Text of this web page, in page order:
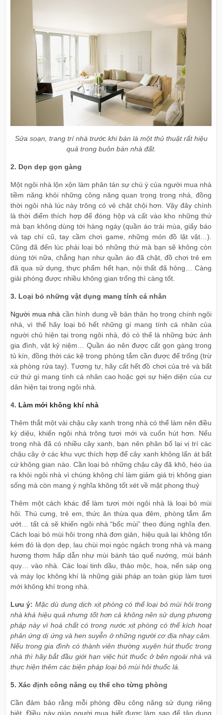
Sửa soạn, trang trí nhà trước khi bán là một thủ thuật rất hiệu
quả trong buôn bán nhà đất.
2. Dọn dẹp gọn gàng
Một ngôi nhà lộn xộn làm phân tán sự chú ý của người mua nhà
tiềm năng khỏi những công năng quan trọng trong nhà, đồng
thời ngôi nhà lúc này trông có vẻ chật chội hơn. Vậy đây chính
là thời điểm thích hợp để đóng hộp và cất vào kho những thứ
mà bạn không dùng tới hàng ngày (quần áo trái mùa, giấy báo
và tạp chí cũ, tay cầm chơi game, những món đồ lặt vặt…).
Cũng đã đến lúc phải loại bỏ những thứ mà bạn sẽ không còn
dùng tới nữa, chẳng hạn như quần áo đã chật, đồ chơi trẻ em
đã qua sử dụng, thực phẩm hết hạn, nội thất đã hỏng… Càng
giải phóng được nhiều không gian trống thì càng tốt.
3. Loại bỏ những vật dụng mang tính cá nhân
Người mua nhà cần hình dung về bản thân họ trong chính ngôi
nhà, vì thế hãy loại bỏ hết những gì mang tính cá nhân của
người chủ hiện tại trong ngôi nhà, đó có thể là những bức ảnh
gia đình, vật kỷ niệm… Quần áo nên được cất gọn gàng trong
tủ kín, đồng thời các kệ trong phòng tắm cần được để trống (trừ
xà phòng rửa tay). Tương tự, hãy cất hết đồ chơi của trẻ và bất
cứ thứ gì mang tính cá nhân cao hoặc gợi sự hiện diện của cư
dân hiện tại trong ngôi nhà.
4. Làm mới không khí nhà
Thêm thắt một vài chậu cây xanh trong nhà có thể làm nên điều
kỳ diệu, khiến ngôi nhà trông tươi mới và cuốn hút hơn. Nếu
trong nhà đã có nhiều cây xanh, bạn nên phân bổ lại vị trí các
chậu cây ở các khu vực thích hợp để cây xanh không lấn át bất
cứ không gian nào. Cần loại bỏ những chậu cây đã khô, héo úa
ra khỏi ngôi nhà vì chúng không chỉ làm giảm giá trị không gian
sống mà còn mang ý nghĩa không tốt xét về mặt phong thuỷ
Thêm một cách khác để làm tươi mới ngôi nhà là loại bỏ mùi
hôi. Thú cưng, trẻ em, thức ăn thừa qua đêm, phòng tắm ẩm
ướt… tất cả sẽ khiến ngôi nhà “bốc mùi” theo đúng nghĩa đen.
Cách loại bỏ mùi hôi trong nhà đơn giản, hiệu quả lại không tốn
kém đó là dọn dẹp, lau chùi mọi ngóc ngách trong nhà và mang
hương thơm hấp dẫn như mùi bánh táo quế nướng, mùi bánh
quy… vào nhà. Các loại tinh dầu, thảo mộc, hoa, nến sáp ong
và máy lọc không khí là những giải pháp an toàn giúp làm tươi
mới không khí trong nhà.
Lưu ý: Mặc dù dung dịch xịt phòng có thể loại bỏ mùi hôi trong
nhà khá hiệu quả nhưng tốt hơn cả không nên sử dụng phương
pháp này vì hoá chất có trong nước xịt phòng có thể kích hoạt
phản ứng dị ứng và hen suyễn ở những người cơ địa nhạy cảm.
Nếu trong gia đình có thành viên thường xuyên hút thuốc trong
nhà thì hãy bắt đầu giới hạn việc hút thuốc ở bên ngoài nhà và
thực hiện thêm các biện pháp loại bỏ mùi hôi thuốc lá.
5. Xác định công năng cụ thể cho từng phòng
Cần đảm bảo rằng mỗi phòng đều công năng sử dụng riêng
biệt. Điều này giúp người mua biết được làm sao để tận dụng